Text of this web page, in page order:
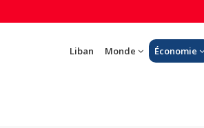
Liban Monde Économie